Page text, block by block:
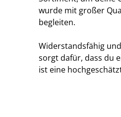
wurde mit großer
begleiten.
Widerstandsfähig
sorgt dafür, dass du
ist eine